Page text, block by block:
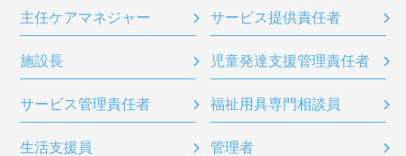
主任ケアマネジャー サービス提供責任者
施設長 児童発達支援管理責任者
サービス管理責任者 福祉用具専門相談員
生活支援員 管理者